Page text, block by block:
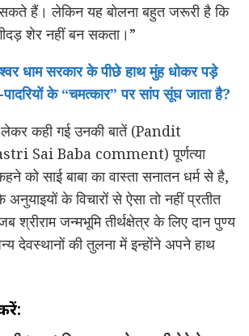
हैं। लेकिन यह बोलना बहुत जरूरी है कि
शेर नहीं बन सकता।”
धाम सरकार के पीछे हाथ मुंह धोकर पड़े
पादरियों के “चमत्कार” पर सांप सूंघ जाता है?
लेकर कही गई उनकी बातें (Pandit
Sai Baba comment) पूर्णत्या
को साई बाबा का वास्ता सनातन धर्म से है,
के विचारों से ऐसा तो नहीं प्रतीत
श्रीराम जन्मभूमि तीर्थक्षेत्र के लिए दान पुण्य
देवस्थानों की तुलना में इन्होंने अपने हाथ